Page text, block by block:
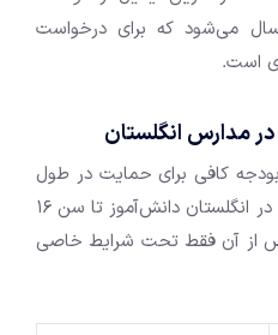
می‌شود که برای درخواست
است.
مدارس انگلستان
کافی برای حمایت در طول
دوره تحصیلی را دارد. همچنین، در انگلستان دانش‌آموز تا سن 16
از آن فقط تحت شرایط خاصی